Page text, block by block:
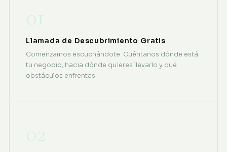
01
Llamada de Descubrimiento Gratis
Comenzamos escuchándote. Cuéntanos dónde está
tu negocio, hacia dónde quieres llevarlo y qué
obstáculos enfrentas.
02